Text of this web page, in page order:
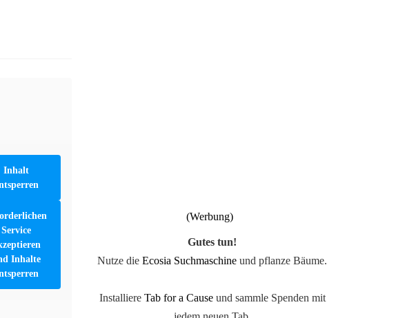
Inhalt
Service
Inhalte
Gutes tun!
Nutze dieEcosia Suchmaschine und pflanze Bäume.
Installiere Tab for a Causeund sammle Spenden mit